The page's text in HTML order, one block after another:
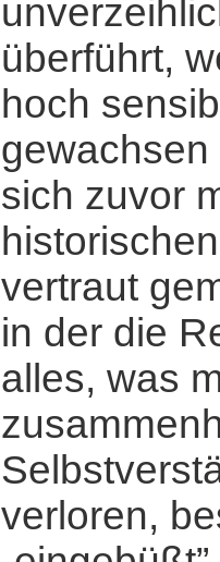
überführt,
hoch
sich zuvor
vertraut
in der die
alles, was
verloren,